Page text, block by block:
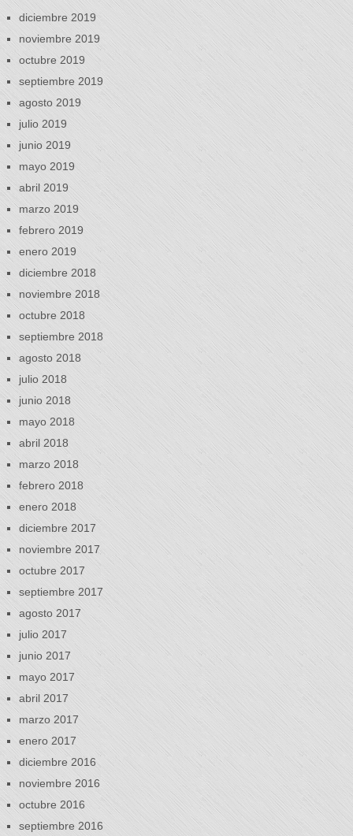
diciembre 2019
noviembre 2019
octubre 2019
septiembre 2019
agosto 2019
julio 2019
junio 2019
mayo 2019
abril 2019
marzo 2019
febrero 2019
enero 2019
diciembre 2018
noviembre 2018
octubre 2018
septiembre 2018
agosto 2018
julio 2018
junio 2018
mayo 2018
abril 2018
marzo 2018
febrero 2018
enero 2018
diciembre 2017
noviembre 2017
octubre 2017
septiembre 2017
agosto 2017
julio 2017
junio 2017
mayo 2017
abril 2017
marzo 2017
enero 2017
diciembre 2016
noviembre 2016
octubre 2016
septiembre 2016